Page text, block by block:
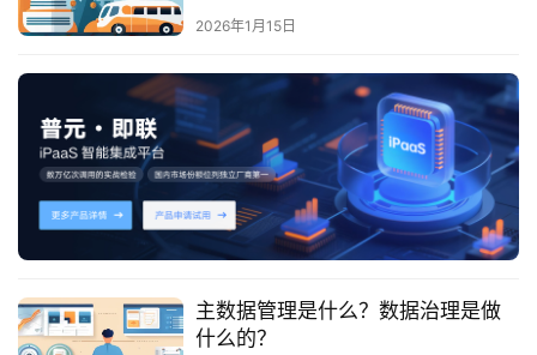
案
生
与
合
作
服
与
支
2026年1月15日
主数据管理是什么？数据治理是做
什么的？